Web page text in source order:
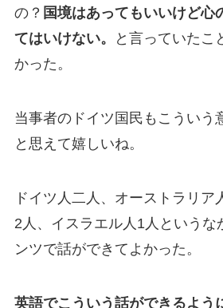
の？ 国境はあってもいいけど心
てはいけない。
と言っていたこ
かった。
当事者のドイツ国民もこういう
と思えて嬉しいね。
ドイツ人二人、オーストラリア
2人、イスラエル人1人というな
ンツで話ができてよかった。
英語でこういう話ができるよう